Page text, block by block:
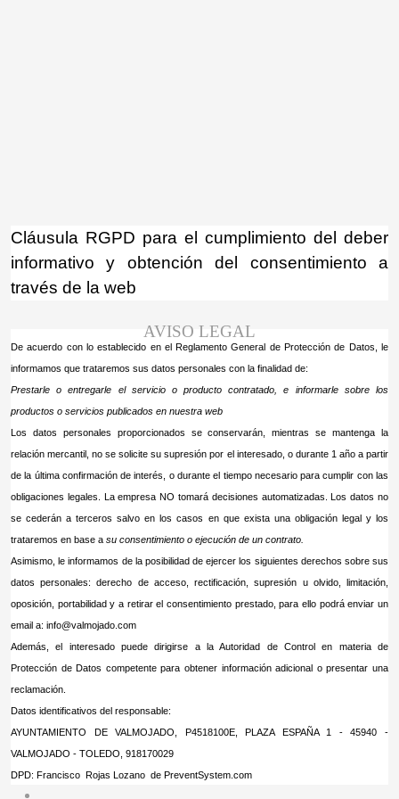
Cláusula RGPD para el cumplimiento del deber
informativo y obtención del consentimiento a
través de la web
AVISO LEGAL
De acuerdo con lo establecido en el Reglamento General de Protección de Datos, le
informamos que trataremos sus datos personales con la finalidad de:
Prestarle o entregarle el servicio o producto contratado, e informarle sobre los
productos o servicios publicados en nuestra web
Los datos personales proporcionados se conservarán, mientras se mantenga la
relación mercantil, no se solicite su supresión por el interesado, o durante 1 año a partir
de la última confirmación de interés, o durante el tiempo necesario para cumplir con las
obligaciones legales. La empresa NO tomará decisiones automatizadas. Los datos no
se cederán a terceros salvo en los casos en que exista una obligación legal y los
trataremos en base a su consentimiento o ejecución de un contrato
Asimismo, le informamos de la posibilidad de ejercer los siguientes derechos sobre sus
datos personales: derecho de acceso, rectificación, supresión u olvido, limitación,
oposición, portabilidad y a retirar el consentimiento prestado, para ello podrá enviar un
email a: info@valmojado.com
Además, el interesado puede dirigirse a la Autoridad de Control en materia de
Protección de Datos competente para obtener información adicional o presentar una
reclamación.
Datos identificativos del responsable:
AYUNTAMIENTO DE VALMOJADO, P4518100E, PLAZA ESPAÑA 1 - 45940 -
VALMOJADO - TOLEDO, 918170029
DPD: Francisco Rojas Lozano de PreventSystem.com